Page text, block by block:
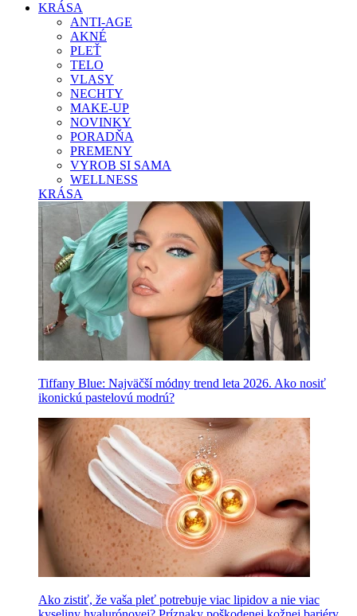
KRÁSA
ANTI-AGE
AKNÉ
PLEŤ
TELO
VLASY
NECHTY
MAKE-UP
NOVINKY
PORADŇA
PREMENY
VYROB SI SAMA
WELLNESS
KRÁSA
Tiffany Blue: Najväčší módny trend leta 2026. Ako nosiť
ikonickú pastelovú modrú?
Ako zistiť, že vaša pleť potrebuje viac lipidov a nie viac